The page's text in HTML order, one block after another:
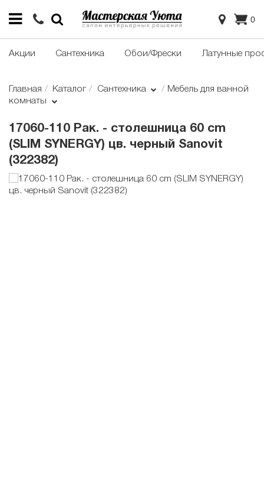
0
Акции Сантехника Обои/Фрески Латунные
Главная Каталог Сантехника
Мебель для ванной
комнаты
17060-110 Рак. - столешница 60 cm
(SLIM SYNERGY) цв. черный Sanovit
(322382)